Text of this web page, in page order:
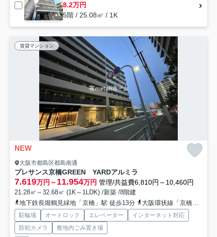
8.2万円
5階 / 25.08㎡ / 1K
賃貸マンション
NEW
大阪市都島区都島南通
プレサンス京橋GREEN YARDアルミラ
7.619万円～11.954万円 管理/共益費6,810円～10,460円
21.28㎡～32.68㎡ (1K～1LDK) /新築 /8階建
地下鉄長堀鶴見緑地「京橋」駅 徒歩13分
大阪環状線「京橋」駅 徒歩12分
駐輪場 オートロック エレベーター
インターネット対応
防犯カメラ
敷地内ごみ置き場